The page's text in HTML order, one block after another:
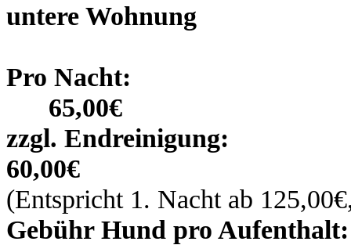
untere Wohnung
Pro
65,00€
zzgl.
60,00€
(Entspricht 1. Nacht ab
Gebühr Hund pro Aufenthalt: